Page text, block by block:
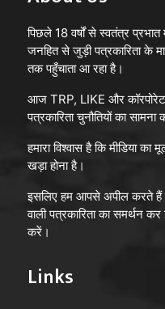
पिछले 18 वर्षों से स्वतंत्र प्रभात
जनहित से जुड़ी पत्रकारिता के
तक पहुँचाता आ रहा है।
आज TRP, LIKE और कॉरपोरेट-
पत्रकारिता चुनौतियों का सामना
हमारा विश्वास है कि मीडिया
खड़ा होना है।
इसलिए हम आपसे अपील करते हैं
वाली पत्रकारिता का समर्थन
करें।
Links